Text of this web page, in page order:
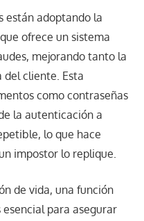
están adoptando la
ofrece un sistema
mejorando tanto la
del cliente. Esta
como contraseñas
la autenticación a
lo que hace
impostor lo replique.
de vida, una función
para asegurar